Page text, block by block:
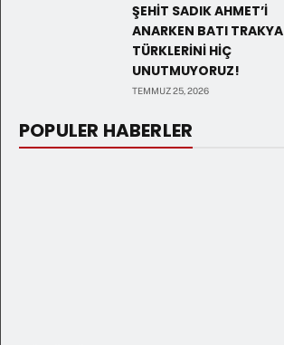
ŞEHİT SADIK AHMET’İ
ANARKEN BATI TRAKYA
TÜRKLERİNİ HİÇ
UNUTMUYORUZ!
TEMMUZ 25, 2026
POPULER HABERLER